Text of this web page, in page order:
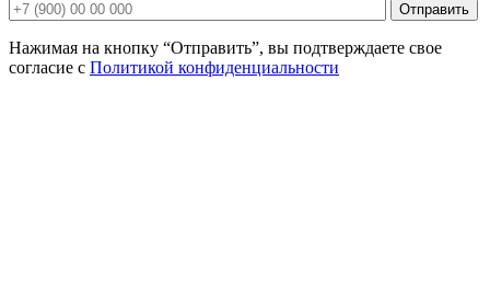
Нажимая на кнопку “Отправить”, вы подтверждаете свое
согласие с Политикой конфиденциальности